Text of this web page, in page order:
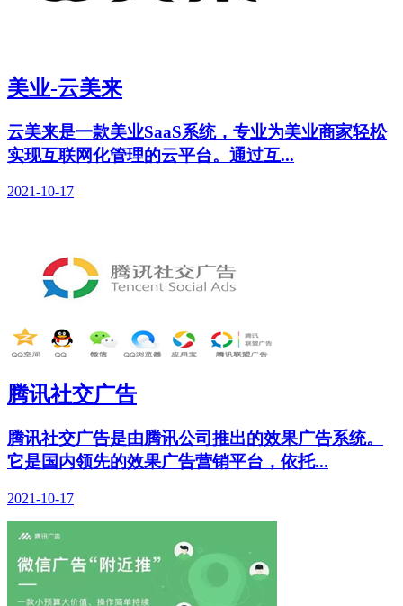
美业-云美来
云美来是一款美业SaaS系统，专业为美业商家轻松
实现互联网化管理的云平台。通过互...
2021-10-17
腾讯社交广告
腾讯社交广告是由腾讯公司推出的效果广告系统。
它是国内领先的效果广告营销平台，依托...
2021-10-17